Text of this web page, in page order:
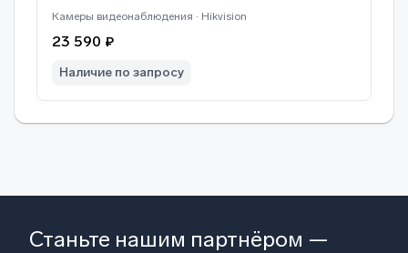
Камеры видеонаблюдения · Hikvision
23 590 ₽
Наличие по запросу
Станьте нашим партнёром —